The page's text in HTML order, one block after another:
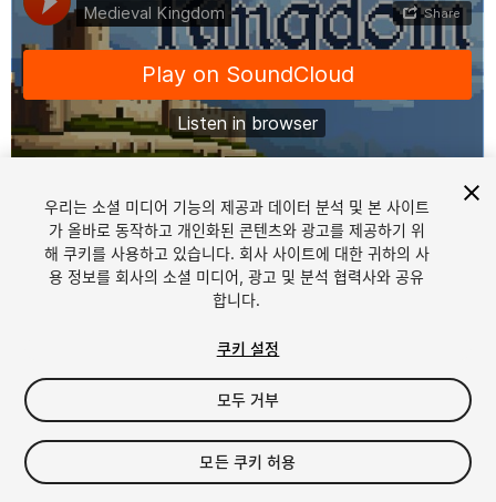
1/2
$10
세금/부가세는 결제 시 반영됩니다.
우리는 소셜 미디어 기능의 제공과 데이터 분석 및 본 사이트
가 올바로 동작하고 개인화된 콘텐츠와 광고를 제공하기 위
해 쿠키를 사용하고 있습니다. 회사 사이트에 대한 귀하의 사
용 정보를 회사의 소셜 미디어, 광고 및 분석 협력사와 공유
합니다.
쿠키 설정
모두 거부
모든 쿠키 허용